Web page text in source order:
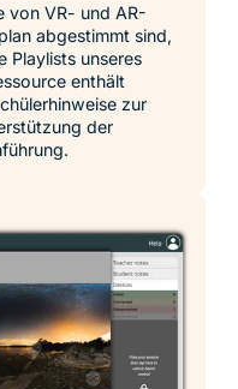
von VR- und AR-
abgestimmt sind,
Playlists unseres
enthält
zur
der